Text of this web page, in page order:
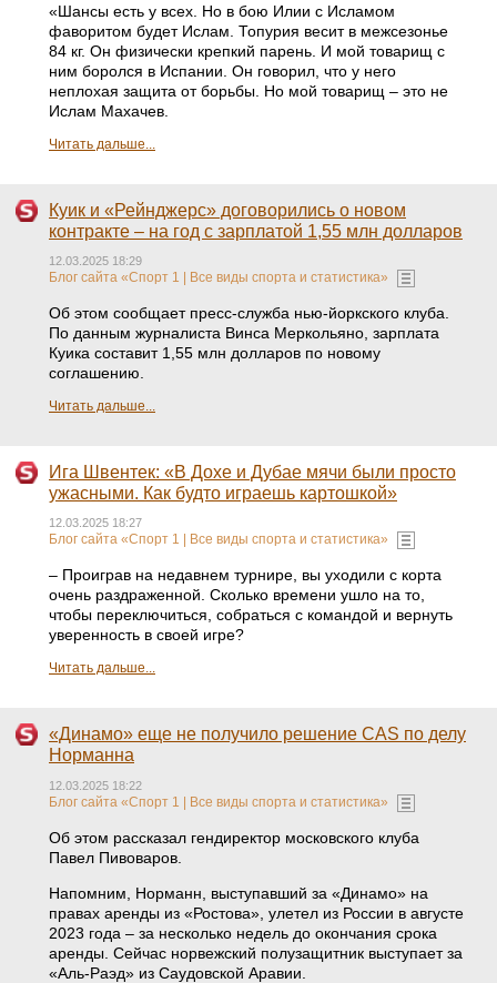
«Шансы есть у всех. Но в бою Илии с Исламом
фаворитом будет Ислам. Топурия весит в межсезонье
84 кг. Он физически крепкий парень. И мой товарищ с
ним боролся в Испании. Он говорил, что у него
неплохая защита от борьбы. Но мой товарищ – это не
Ислам Махачев.
Читать дальше...
Куик и «Рейнджерс» договорились о новом
контракте – на год с зарплатой 1,55 млн долларов
12.03.2025 18:29
Блог сайта «Спорт 1 | Все виды спорта и статистика»
Об этом сообщает пресс-служба нью-йоркского клуба.
По данным журналиста Винса Меркольяно, зарплата
Куика составит 1,55 млн долларов по новому
соглашению.
Читать дальше...
Ига Швентек: «В Дохе и Дубае мячи были просто
ужасными. Как будто играешь картошкой»
12.03.2025 18:27
Блог сайта «Спорт 1 | Все виды спорта и статистика»
– Проиграв на недавнем турнире, вы уходили с корта
очень раздраженной. Сколько времени ушло на то,
чтобы переключиться, собраться с командой и вернуть
уверенность в своей игре?
Читать дальше...
«Динамо» еще не получило решение CAS по делу
Норманна
12.03.2025 18:22
Блог сайта «Спорт 1 | Все виды спорта и статистика»
Об этом рассказал гендиректор московского клуба
Павел Пивоваров.
Напомним, Норманн, выступавший за «Динамо» на
правах аренды из «Ростова», улетел из России в августе
2023 года – за несколько недель до окончания срока
аренды. Сейчас норвежский полузащитник выступает за
«Аль-Раэд» из Саудовской Аравии.